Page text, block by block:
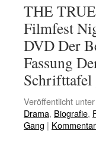
THE
Filmfest
DVD Der
Fassung
Veröffentlicht unter
Drama, Biografie,
Gang |